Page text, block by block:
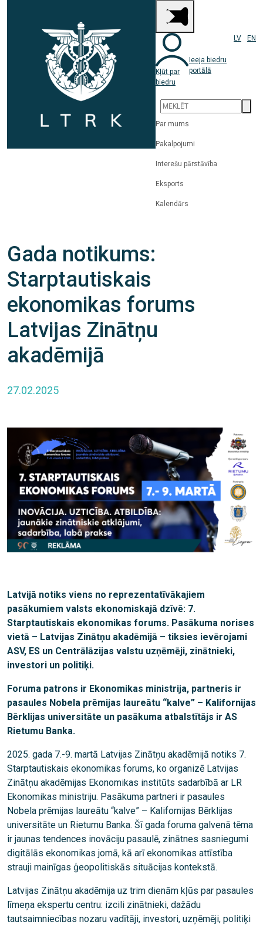
Kļūt par
biedru
Ieeja biedru
portālā
LV EN
Par mums
Pakalpojumi
Interešu pārstāvība
Eksports
Kalendārs
Gada notikums:
Starptautiskais
ekonomikas forums
Latvijas Zinātņu
akadēmijā
27.02.2025
Latvijā notiks viens no reprezentatīvākajiem
pasākumiem valsts ekonomiskajā dzīvē: 7.
Starptautiskais ekonomikas forums. Pasākuma norises
vietā – Latvijas Zinātņu akadēmijā – tiksies ievērojami
ASV, ES un Centrālāzijas valstu uzņēmēji, zinātnieki,
investori un politiķi.
Foruma patrons ir Ekonomikas ministrija, partneris ir
pasaules Nobela prēmijas laureātu “kalve” – ​​Kalifornijas
Bērklijas universitāte un pasākuma atbalstītājs ir AS
Rietumu Banka.
2025. gada 7.-9. martā Latvijas Zinātņu akadēmijā notiks 7.
Starptautiskais ekonomikas forums, ko organizē Latvijas
Zinātņu akadēmijas Ekonomikas institūts sadarbībā ar LR
Ekonomikas ministriju. Pasākuma partneri ir pasaules
Nobela prēmijas laureātu “kalve” – Kalifornijas Bērklijas
universitāte un Rietumu Banka. Šī gada foruma galvenā tēma
ir jaunas tendences inovāciju pasaulē, zinātnes sasniegumi
digitālās ekonomikas jomā, kā arī ekonomikas attīstība
strauji mainīgas ģeopolitiskās situācijas kontekstā.
Latvijas Zinātņu akadēmija uz trim dienām kļūs par pasaules
līmeņa ekspertu centru: izcili zinātnieki, dažādu
tautsaimniecības nozaru vadītāji, investori, uzņēmēji, politiķi